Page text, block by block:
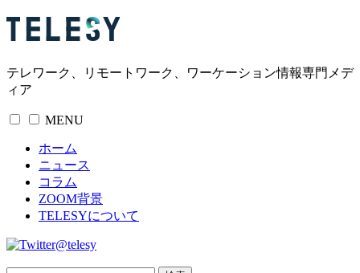
テレワーク、リモートワーク、ワーケーション情報専門メデ
ィア
MENU
ホーム
ニュース
コラム
ZOOM背景
TELESYについて
@telesy